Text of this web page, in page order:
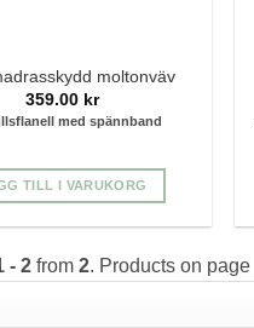
moltonväv
359.00 kr
med spännband
TILL I VARUKORG
- 2 from 2. Products on page